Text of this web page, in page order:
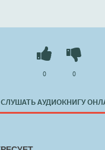
СЛУШАТЬ АУДИОКНИГУ
0 0